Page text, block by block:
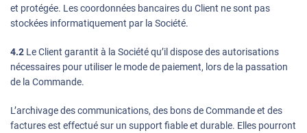
et protégée. Les coordonnées bancaires du Client ne sont pas
stockées informatiquement par la Société.
4.2 Le Client garantit à la Société qu’il dispose des autorisations
nécessaires pour utiliser le mode de paiement, lors de la passation
de la Commande.
L’archivage des communications, des bons de Commande et des
factures est effectué sur un support fiable et durable. Elles pourront